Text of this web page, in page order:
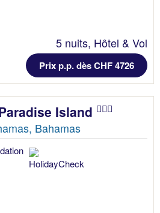
5 nuits, Hôtel & Vol
Prix p.p. dès CHF 4726
Island
Bahamas